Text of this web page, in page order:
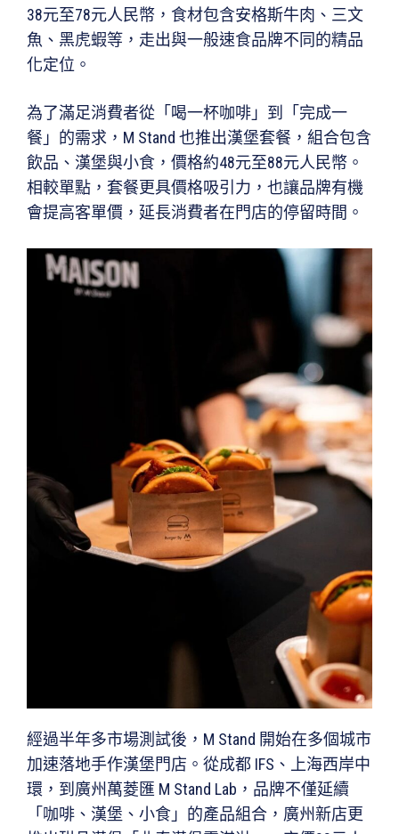
38元至78元人民幣，食材包含安格斯牛肉、三文
魚、黑虎蝦等，走出與一般速食品牌不同的精品
化定位。
為了滿足消費者從「喝一杯咖啡」到「完成一
餐」的需求，M Stand 也推出漢堡套餐，組合包含
飲品、漢堡與小食，價格約48元至88元人民幣。
相較單點，套餐更具價格吸引力，也讓品牌有機
會提高客單價，延長消費者在門店的停留時間。
經過半年多市場測試後，M Stand 開始在多個城市
加速落地手作漢堡門店。從成都 IFS、上海西岸中
環，到廣州萬菱匯 M Stand Lab，品牌不僅延續
「咖啡、漢堡、小食」的產品組合，廣州新店更